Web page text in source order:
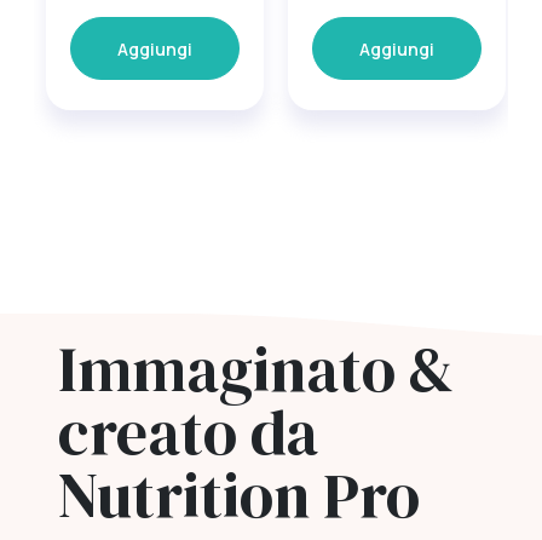
Aggiungi Aggiungi
Immaginato &
creato da
Nutrition Pro